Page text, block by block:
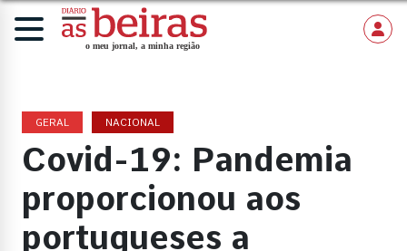
GERAL NACIONAL
Covid-19: Pandemia
proporcionou aos
portugueses a